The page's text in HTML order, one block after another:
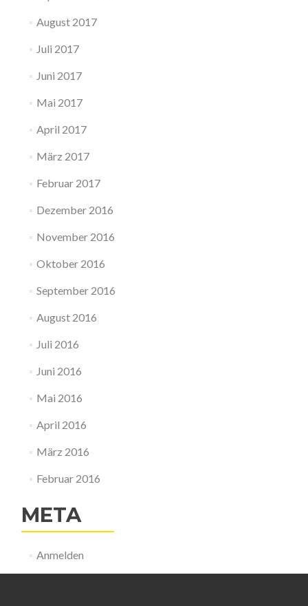
August 2017
Juli 2017
Juni 2017
Mai 2017
April 2017
März 2017
Februar 2017
Dezember 2016
November 2016
Oktober 2016
September 2016
August 2016
Juli 2016
Juni 2016
Mai 2016
April 2016
März 2016
Februar 2016
META
Anmelden